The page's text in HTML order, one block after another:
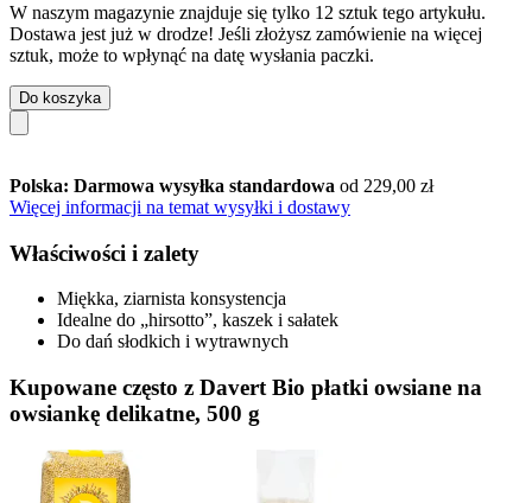
W naszym magazynie znajduje się tylko 12 sztuk tego artykułu.
Dostawa jest już w drodze! Jeśli złożysz zamówienie na więcej
sztuk, może to wpłynąć na datę wysłania paczki.
Do koszyka
Polska: Darmowa wysyłka standardowa od 229,00 zł
Więcej informacji na temat wysyłki i dostawy
Właściwości i zalety
Miękka, ziarnista konsystencja
Idealne do „hirsotto”, kaszek i sałatek
Do dań słodkich i wytrawnych
Kupowane często z Davert Bio płatki owsiane na
owsiankę delikatne, 500 g